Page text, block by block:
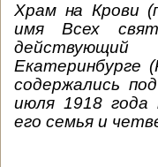
Храм на Крови
имя Всех
Екатеринбурге
содержались
июля 1918 года
его семья и